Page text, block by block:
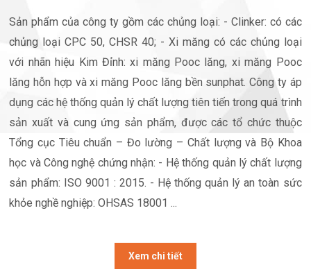
Sản phẩm của công ty gồm các chủng loại: - Clinker: có các
chủng loại CPC 50, CHSR 40; - Xi măng có các chủng loại
với nhãn hiệu Kim Đỉnh: xi măng Pooc lăng, xi măng Pooc
lăng hỗn hợp và xi măng Pooc lăng bền sunphat. Công ty áp
dụng các hệ thống quản lý chất lượng tiên tiến trong quá trình
sản xuất và cung ứng sản phẩm, được các tổ chức thuộc
Tổng cục Tiêu chuẩn – Đo lường – Chất lượng và Bộ Khoa
học và Công nghệ chứng nhận: - Hệ thống quản lý chất lượng
sản phẩm: ISO 9001 : 2015. - Hệ thống quản lý an toàn sức
khỏe nghề nghiệp: OHSAS 18001 ...
Xem chi tiết